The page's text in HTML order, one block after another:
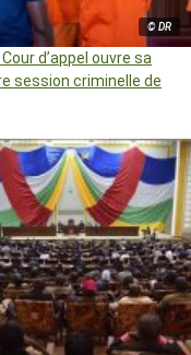
© DR
Cour d’appel ouvre sa
session criminelle de